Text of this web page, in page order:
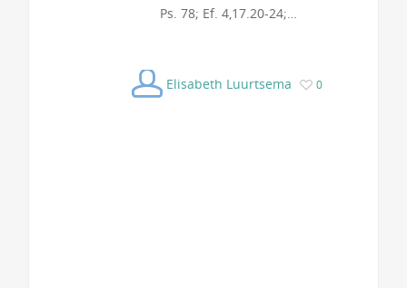
Ps. 78; Ef. 4,17.20-24;…
Elisabeth Luurtsema 0